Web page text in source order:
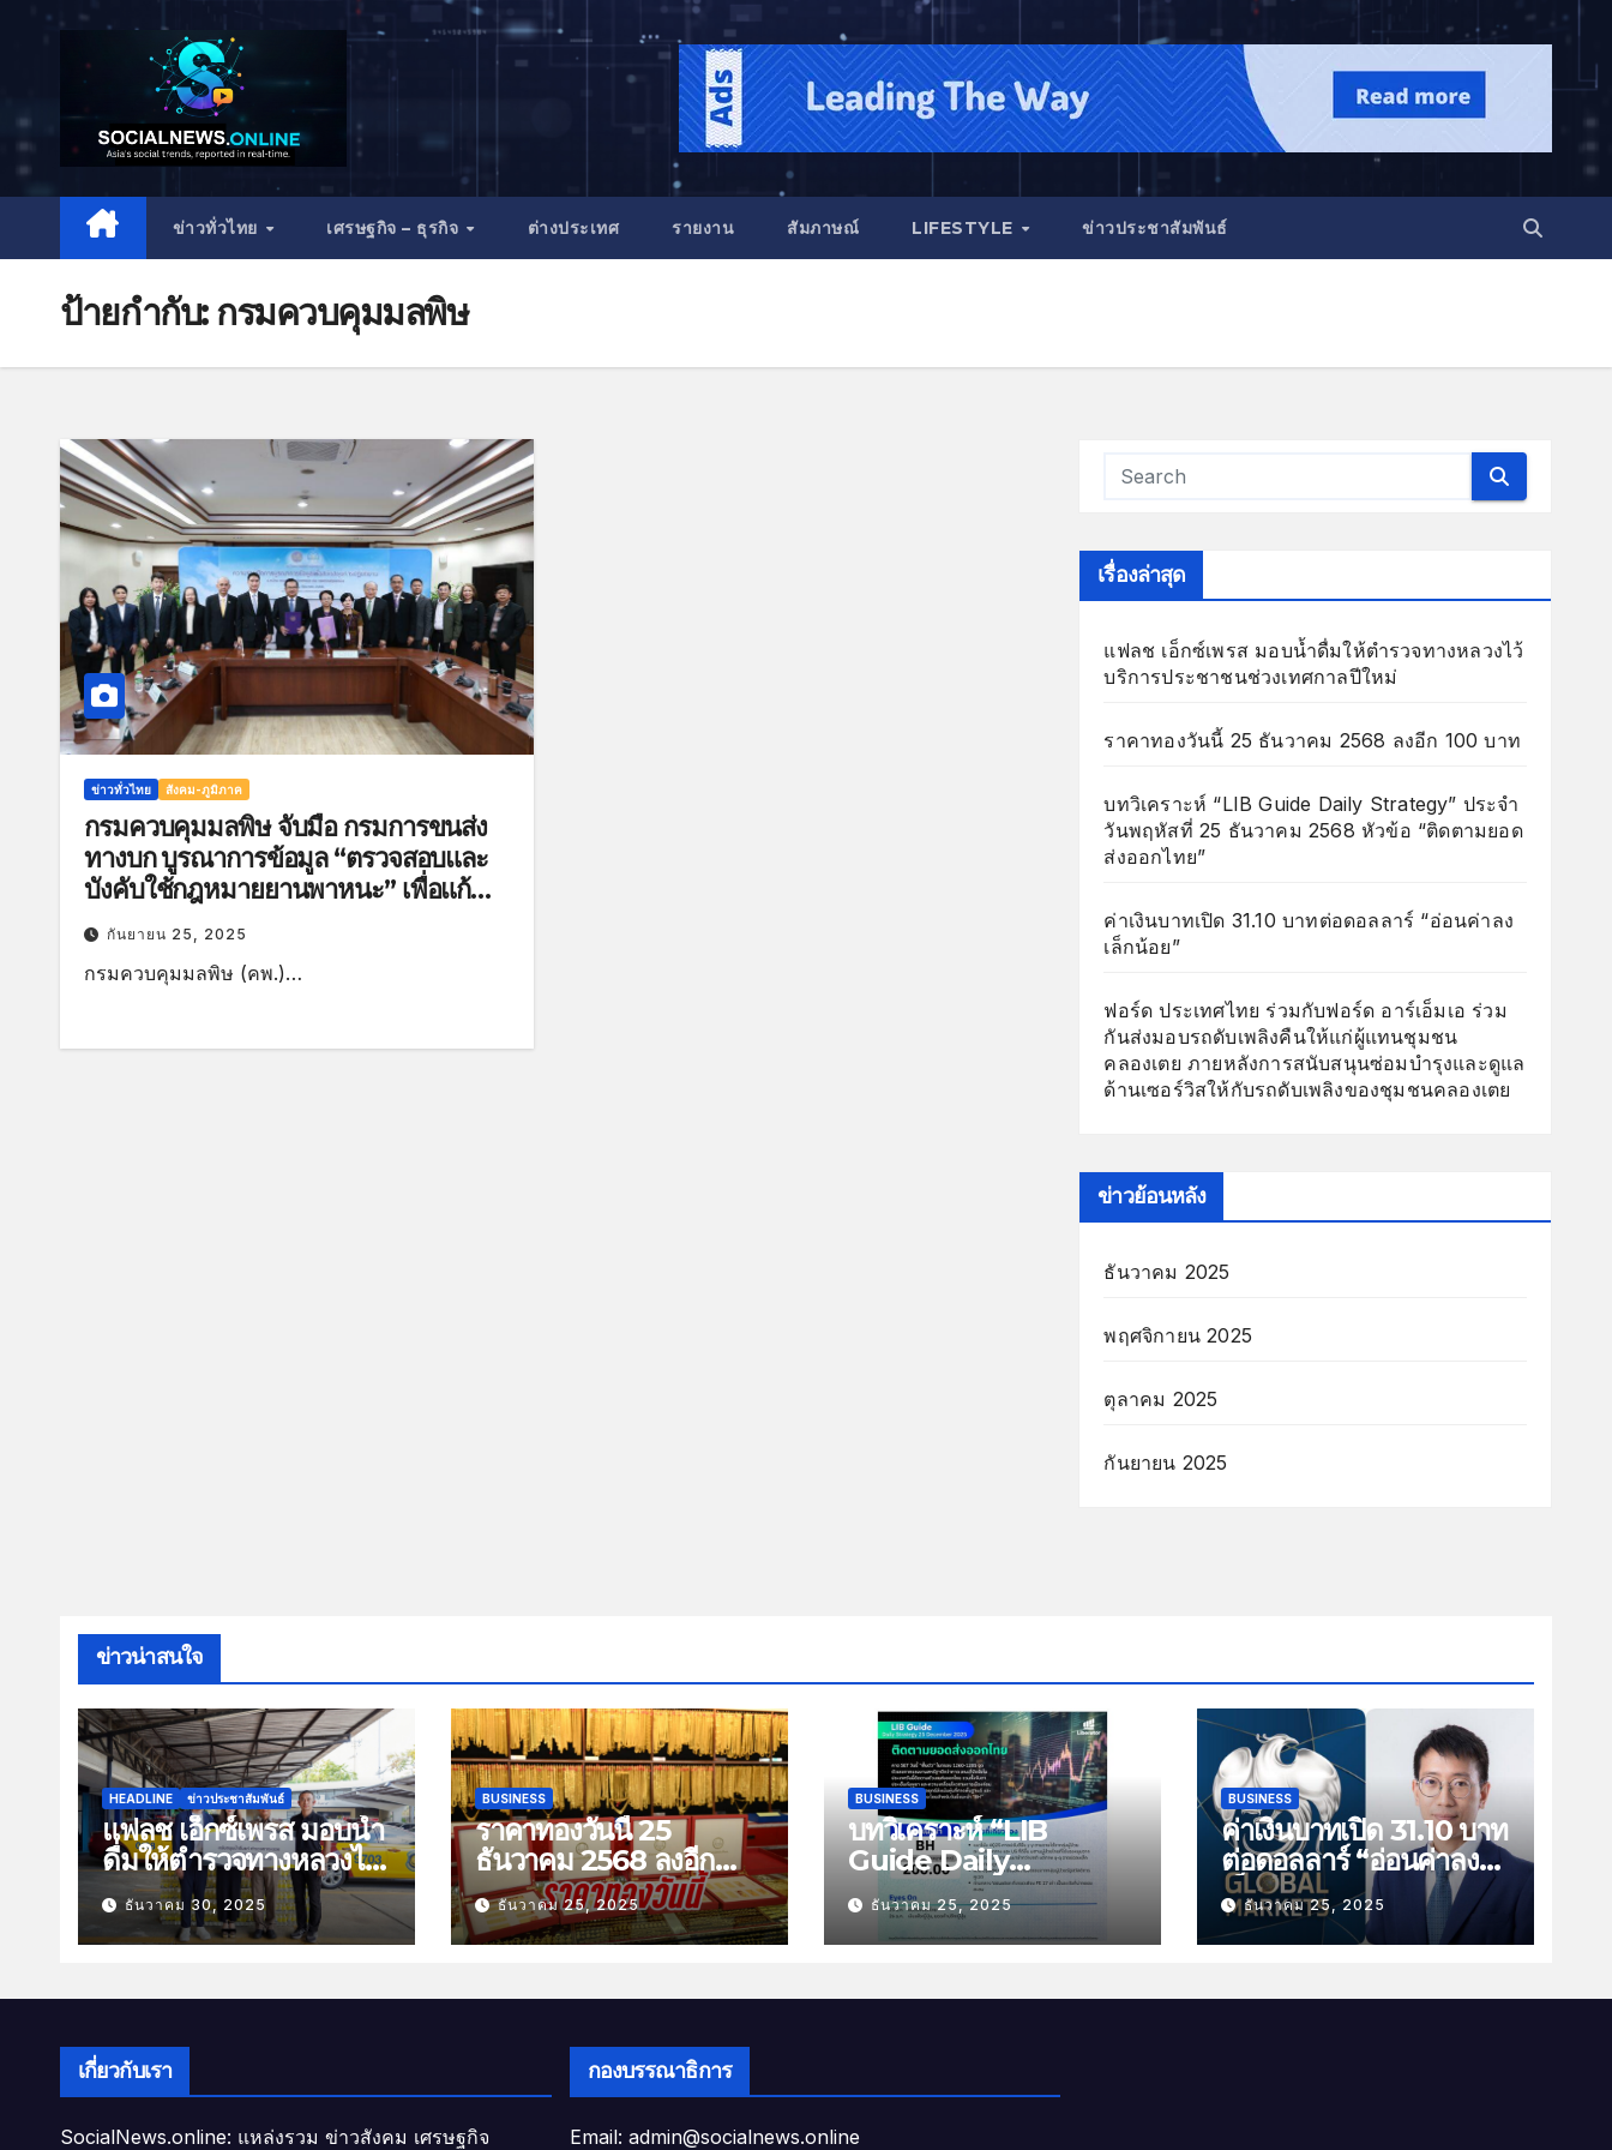
ข่าวทั่วไทย เศรษฐกิจ – ธุรกิจ ต่างประเทศ รายงาน สัมภาษณ์ LIFESTYLE ข่าวประชาสัมพันธ์
ป้ายกำกับ:กรมควบคุมมลพิษ
ข่าวทั่วไทย สังคม-ภูมิภาค
กรมควบคุมมลพิษ จับมือ กรมการขนส่ง
ทางบก บูรณาการข้อมูล “ตรวจสอบและ
บังคับใช้กฎหมายยานพาหนะ” เพื่อแก้
ปัญหามลพิษและฝุ่น PM 2.5
กันยายน 25, 2025
กรมควบคุมมลพิษ (คพ.)…
เรื่องล่าสุด
แฟลช เอ็กซ์เพรส มอบน้ำดื่มให้ตำรวจทางหลวงไว้
บริการประชาชนช่วงเทศกาลปีใหม่
ราคาทองวันนี้ 25 ธันวาคม 2568 ลงอีก 100 บาท
บทวิเคราะห์ “LIB Guide Daily Strategy” ประจำ
วันพฤหัสที่ 25 ธันวาคม 2568 หัวข้อ “ติดตามยอด
ส่งออกไทย”
ค่าเงินบาทเปิด 31.10 บาทต่อดอลลาร์ “อ่อนค่าลง
เล็กน้อย”
ฟอร์ด ประเทศไทย ร่วมกับฟอร์ด อาร์เอ็มเอ ร่วม
กันส่งมอบรถดับเพลิงคืนให้แก่ผู้แทนชุมชน
คลองเตย ภายหลังการสนับสนุนซ่อมบำรุงและดูแล
ด้านเซอร์วิสให้กับรถดับเพลิงของชุมชนคลองเตย
ข่าวย้อนหลัง
ธันวาคม 2025
พฤศจิกายน 2025
ตุลาคม 2025
กันยายน 2025
ข่าวน่าสนใจ
HEADLINE ข่าวประชาสัมพันธ์
แฟลช เอ็กซ์เพรส มอบน้ำ
ดื่มให้ตำรวจทางหลวงไว้
บริการประชาชนช่วง
เทศกาลปีใหม่
ธันวาคม 30, 2025
BUSINESS
ราคาทองวันนี้ 25
ธันวาคม 2568 ลงอีก
100 บาท
ธันวาคม 25, 2025
BUSINESS
บทวิเคราะห์ “LIB
Guide Daily
Strategy” ประจำวัน
พฤหัสที่ 25 ธันวาคม
2568 หัวข้อ “ติดตาม
ธันวาคม 25, 2025
BUSINESS
ค่าเงินบาทเปิด 31.10 บาท
ต่อดอลลาร์ “อ่อนค่าลง
เล็กน้อย”
ธันวาคม 25, 2025
เกี่ยวกับเรา
SocialNews.online: แหล่งรวม ข่าวสังคม เศรษฐกิจ
กองบรรณาธิการ
Email: admin@socialnews.online